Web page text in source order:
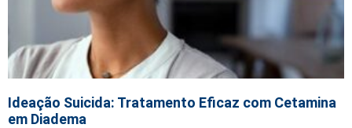
Ideação Suicida: Tratamento Eficaz com Cetamina
em Diadema